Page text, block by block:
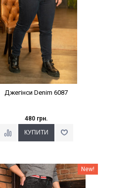
Джегінси Denim 6087
480 грн.
Наклейки Варіант з % New!